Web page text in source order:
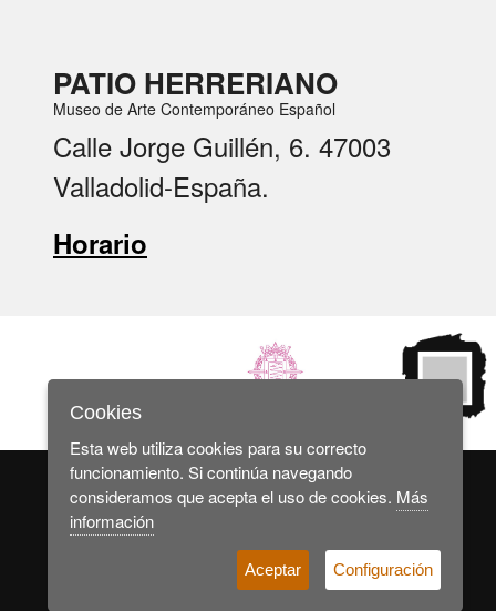
PATIO HERRERIANO
Museo de Arte Contemporáneo Español
Calle Jorge Guillén, 6. 47003
Valladolid-España.
Horario
© 2025 Museo de Arte Contemporáneo Español
Cookies
Esta web utiliza cookies para su correcto
funcionamiento. Si continúa navegando
consideramos que acepta el uso de cookies. Más
información
Aceptar Configuración